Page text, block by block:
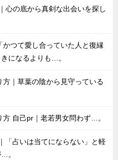
心の底から真剣な出会いを探し
つて愛し合っていた人と復縁
になるよりも…。
｜草葉の陰から見守っている
自己pr｜老若男女問わず…。
「占いは当てにならない」と軽
。